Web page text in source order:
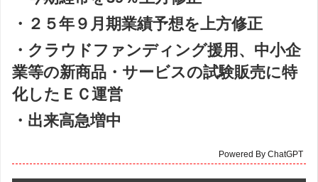
・２５年９月期業績予想を上方修正
・クラウドファンディング援用、中小企
業等の新商品・サービスの試験販売に特
化したＥＣ運営
・出来高急増中
Powered By ChatGPT